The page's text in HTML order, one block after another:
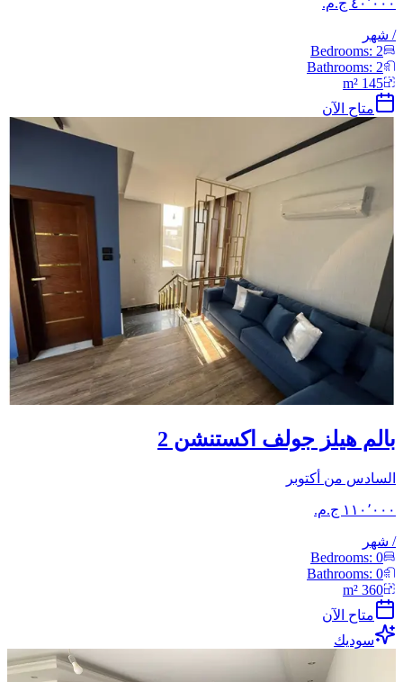
/ شهر
Bedrooms: 2
Bathrooms: 2
145
متاح الآن
بالم هيلز جولف اكستنشن 2
السادس من أكتوبر
/ شهر
Bedrooms: 0
Bathrooms: 0
360
متاح الآن
سوديك